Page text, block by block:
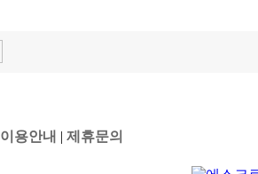
이용안내 | 제휴문의